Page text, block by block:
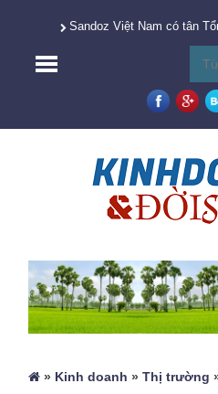
Sandoz Việt Nam có tân
» Kinh doanh »Thị trường